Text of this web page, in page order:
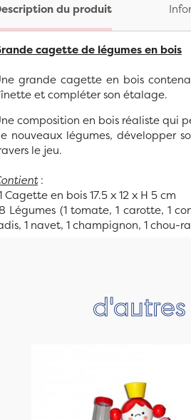
du produit
cagette de légumes en bois
grande cagette en bois
et compléter son étalage.
composition en bois réaliste qui
nouveaux légumes, développer
le jeu.
:
Cagette en bois 17.5 x 12 x H 5 cm
Légumes (1 tomate, 1 carotte, 1
1 navet, 1 champignon, 1 chou-